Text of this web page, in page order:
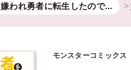
嫌われ勇者に転生したので...
モンスターコミックス